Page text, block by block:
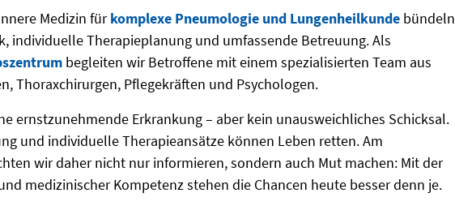
Medizin fürkomplexe Pneumologie und Lungenheilkunde bündeln
individuelle Therapieplanung und umfassende Betreuung. Als
begleiten wir Betroffene mit einem spezialisierten Team aus
Thoraxchirurgen, Pflegekräften und Psychologen.
ernstzunehmende Erkrankung – aber kein unausweichliches Schicksal.
und individuelle Therapieansätze können Leben retten. Am
wir daher nicht nur informieren, sondern auch Mut machen: Mit der
medizinischer Kompetenz stehen die Chancen heute besser denn je.